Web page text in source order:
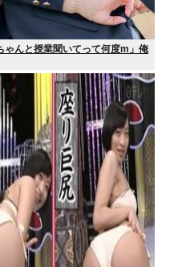
んと授業聞いてって何度m」俺